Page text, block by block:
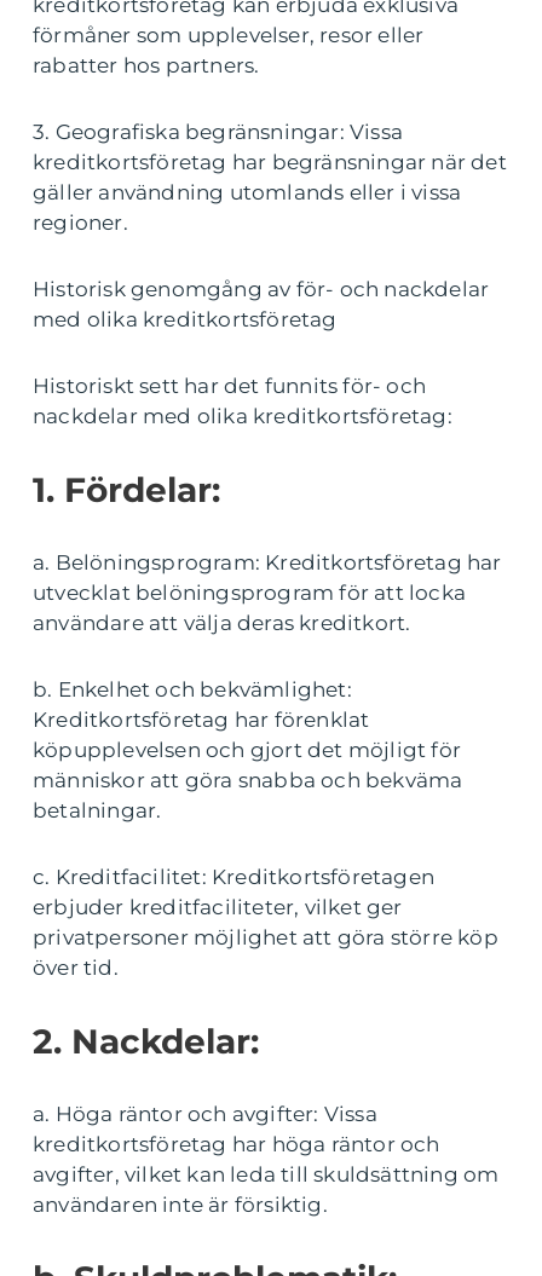
kreditkortsföretag kan erbjuda exklusiva
förmåner som upplevelser, resor eller
rabatter hos partners.
3. Geografiska begränsningar: Vissa
kreditkortsföretag har begränsningar när det
gäller användning utomlands eller i vissa
regioner.
Historisk genomgång av för- och nackdelar
med olika kreditkortsföretag
Historiskt sett har det funnits för- och
nackdelar med olika kreditkortsföretag:
1. Fördelar:
a. Belöningsprogram: Kreditkortsföretag har
utvecklat belöningsprogram för att locka
användare att välja deras kreditkort.
b. Enkelhet och bekvämlighet:
Kreditkortsföretag har förenklat
köpupplevelsen och gjort det möjligt för
människor att göra snabba och bekväma
betalningar.
c. Kreditfacilitet: Kreditkortsföretagen
erbjuder kreditfaciliteter, vilket ger
privatpersoner möjlighet att göra större köp
över tid.
2. Nackdelar:
a. Höga räntor och avgifter: Vissa
kreditkortsföretag har höga räntor och
avgifter, vilket kan leda till skuldsättning om
användaren inte är försiktig.